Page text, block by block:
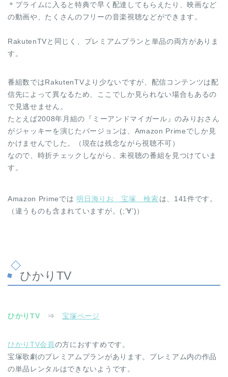
＊プライムに入ると特典で早く配達してもらえたり、映画など
の動画や、たくさんのフリーの音楽視聴などができます。
RakutenTVと同じく、プレミアムプランと単品の両方がありま
す。
番組数ではRakutenTVより少ないですが、配信コンテンツは配
信先によって異なるため、ここでしか見られない場合もあるの
で見逃せません。
たとえば2008年月組の『ミーアンドマイガール』のみりおさん
がジャッキーを演じたバージョンは、Amazon Primeでしか見
かけませんでした。（現在は残念ながら視聴不可）
なので、時折チェックしながら、未視聴の番組を見つけていま
す。
Amazon Primeでは 明日海りお＿宝塚 検索 は、141件です。
（違うものも含まれていますが。(;’∀’)）
ひかりTV
ひかりTV ⇒宝塚ページ
ひかりTV会員 の方におすすめです。
宝塚歌劇のプレミアムプランがあります。プレミアム内の作品
の単品レンタルはできないようです。